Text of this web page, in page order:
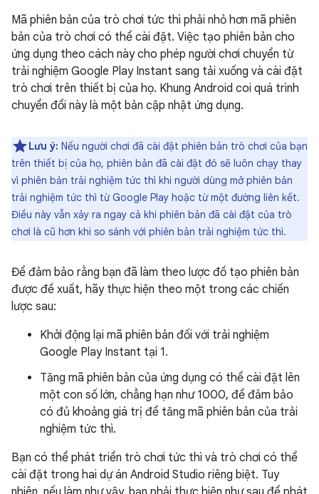
Mã phiên bản của trò chơi tức thì phải nhỏ hơn mã phiên
bản của trò chơi có thể cài đặt. Việc tạo phiên bản cho
ứng dụng theo cách này cho phép người chơi chuyển từ
trải nghiệm Google Play Instant sang tải xuống và cài đặt
trò chơi trên thiết bị của họ. Khung Android coi quá trình
chuyển đổi này là một bản cập nhật ứng dụng.
Lưu ý: Nếu người chơi đã cài đặt phiên bản trò chơi của bạn
trên thiết bị của họ, phiên bản đã cài đặt đó sẽ luôn chạy thay
vì phiên bản trải nghiệm tức thì khi người dùng mở phiên bản
trải nghiệm tức thì từ Google Play hoặc từ một đường liên kết.
Điều này vẫn xảy ra ngay cả khi phiên bản đã cài đặt của trò
chơi là cũ hơn khi so sánh với phiên bản trải nghiệm tức thì.
Để đảm bảo rằng bạn đã làm theo lược đồ tạo phiên bản
được đề xuất, hãy thực hiện theo một trong các chiến
lược sau:
Khởi động lại mã phiên bản đối với trải nghiệm
Google Play Instant tại 1.
Tăng mã phiên bản của ứng dụng có thể cài đặt lên
một con số lớn, chẳng hạn như 1000, để đảm bảo
có đủ khoảng giá trị để tăng mã phiên bản của trải
nghiệm tức thì.
Bạn có thể phát triển trò chơi tức thì và trò chơi có thể
cài đặt trong hai dự án Android Studio riêng biệt. Tuy